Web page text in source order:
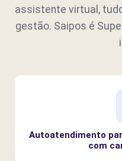
assistente virtual,
gestão. Saipos é
Autoatendimento
com